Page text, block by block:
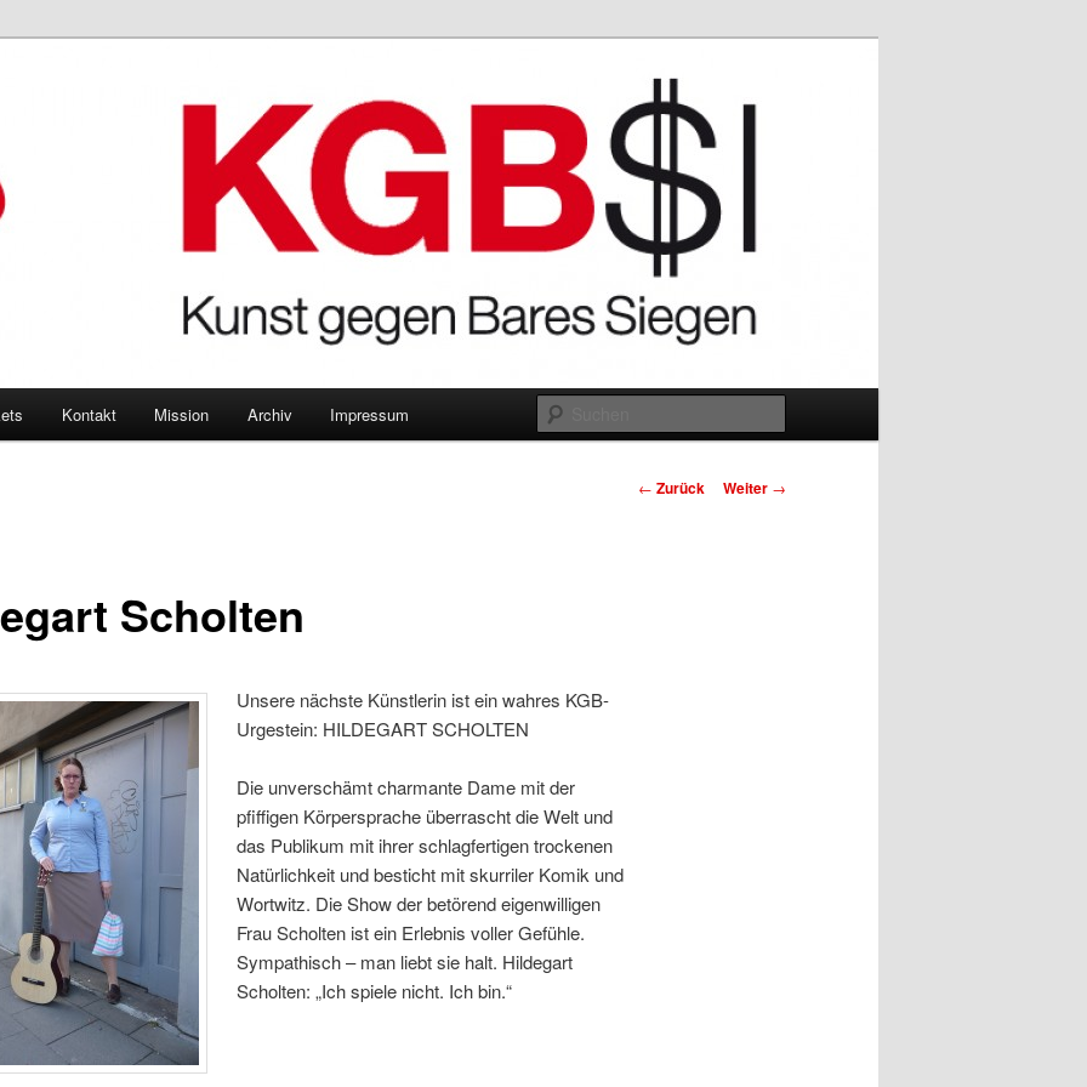
Kontakt Mission Archiv Impressum
Beitrags-
← Zurück Weiter →
Scholten
Unsere nächste Künstlerin ist ein wahres KGB-
Urgestein: HILDEGART SCHOLTEN
Die unverschämt charmante Dame mit der
pfiffigen Körpersprache überrascht die Welt und
das Publikum mit ihrer schlagfertigen trockenen
Natürlichkeit und besticht mit skurriler Komik und
Wortwitz. Die Show der betörend eigenwilligen
Frau Scholten ist ein Erlebnis voller Gefühle.
Sympathisch – man liebt sie halt. Hildegart
Scholten: „Ich spiele nicht. Ich bin.“